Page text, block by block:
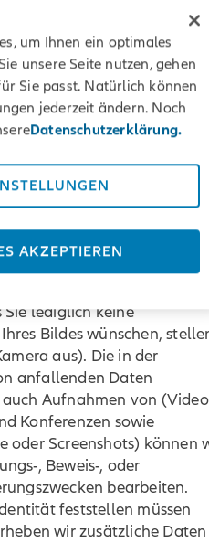
Chat kann automatisiert
werden mit einer Person
verbunden. Neben
Möglichkeiten können Sie
verschiedene
(s. dazu Ziff.
von (Video)-
Konferenzen erstellen. In
Sie haben die Möglichkeit,
falls Sie keine
lediglich keine
Bildes wünschen,
aus). Die in der
anfallenden Daten
Aufnahmen von
Konferenzen sowie
oder Screenshots) können
, Beweis-, oder
bearbeiten.
feststellen müssen
wir zusätzliche Daten
um Ihnen ein optimales
unsere Seite nutzen, gehen
Sie passt. Natürlich können
jederzeit ändern. Noch
Datenschutzerklärung.
AKZEPTIEREN